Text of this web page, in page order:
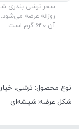
روزانه عرضه
آن 640 گرم است.
شکل عرضه: شیشه‌ای